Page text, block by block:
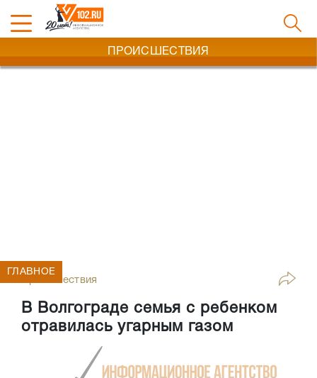
ПРОИСШЕСТВИЯ
Происшествия
В Волгограде семья с ребенком
отравилась угарным газом
ГЛАВНОЕ